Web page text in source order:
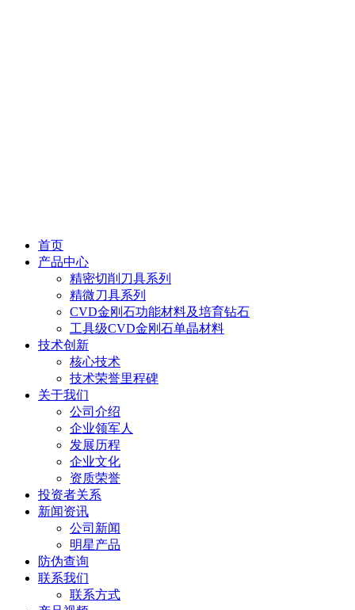
首页
产品中心
精密切削刀具系列
精微刀具系列
CVD金刚石功能材料及培育钻石
工具级CVD金刚石单晶材料
技术创新
核心技术
技术荣誉里程碑
关于我们
公司介绍
企业领军人
发展历程
企业文化
资质荣誉
投资者关系
新闻资讯
公司新闻
明星产品
防伪查询
联系我们
联系方式